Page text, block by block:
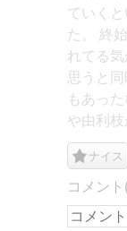
ていく
た。 終
れてる
思うと
もあっ
や由利
ナイス
コメント